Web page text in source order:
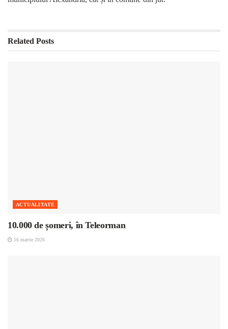
Related Posts
ACTUALITATE
10.000 de șomeri, în Teleorman
16 martie 2026